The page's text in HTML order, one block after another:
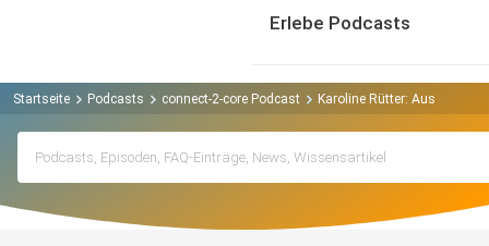
Erlebe Podcasts
Startseite Podcasts connect-2-core Podcast Karoline Rütter: Aus dem